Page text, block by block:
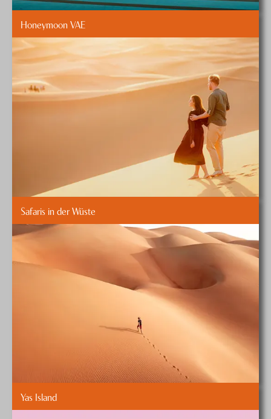
Honeymoon VAE
Safaris in der Wüste
Yas Island